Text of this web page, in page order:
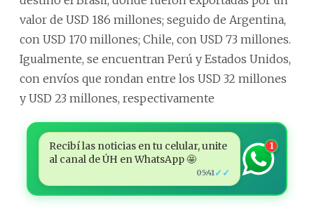
valor de USD 186 millones; seguido de Argentina,
con USD 170 millones; Chile, con USD 73 millones.
Igualmente, se encuentran Perú y Estados Unidos,
con envíos que rondan entre los USD 32 millones
y USD 23 millones, respectivamente
Recibí las noticias en tu celular, unite
al canal de ÚH en WhatsApp 🤩
05:41✓✓
1